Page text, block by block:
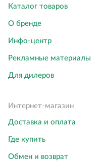
Каталог товаров
О бренде
Инфо-центр
Рекламные материалы
Для дилеров
Интернет-магазин
Доставка и оплата
Где купить
Обмен и возврат